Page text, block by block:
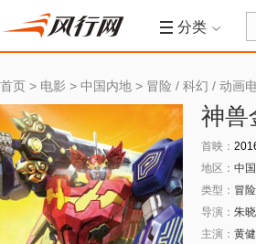
分类
首页 > 电影 > 中国内地 > 冒险 / 科幻 / 动画
神兽
首映：
地区： 中
类型： 冒险
导演： 朱
主演： 黄健